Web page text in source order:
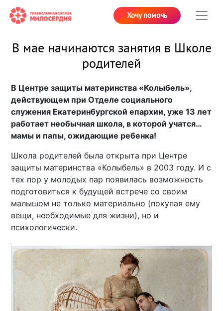
Хочу помочь
В мае начинаются занятия в Школе
родителей
В Центре защиты материнства «Колыбель»,
действующем при Отделе социального
служения Екатеринбургской епархии, уже 13 лет
работает необычная школа, в которой учатся…
мамы и папы, ожидающие ребенка!
Школа родителей была открыта при Центре
защиты материнства «Колыбель» в 2003 году. И с
тех пор у молодых пар появилась возможность
подготовиться к будущей встрече со своим
малышом не только материально (покупая ему
вещи, необходимые для жизни), но и
психологически.